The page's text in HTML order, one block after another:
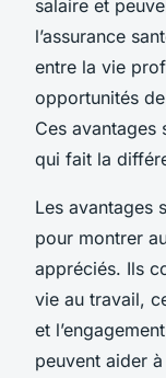
salaire et
l’assurance
entre la vie
opportunités
Ces avantages
qui fait la
Les avantages
pour montrer
appréciés. Ils
vie au travail,
et
peuvent aider